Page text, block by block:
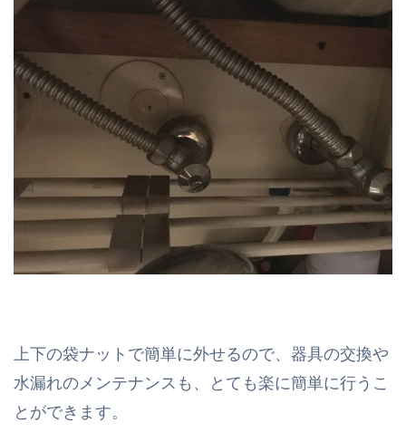
上下の袋ナットで簡単に外せるので、器具の交換や
水漏れのメンテナンスも、とても楽に簡単に行うこ
とができます。